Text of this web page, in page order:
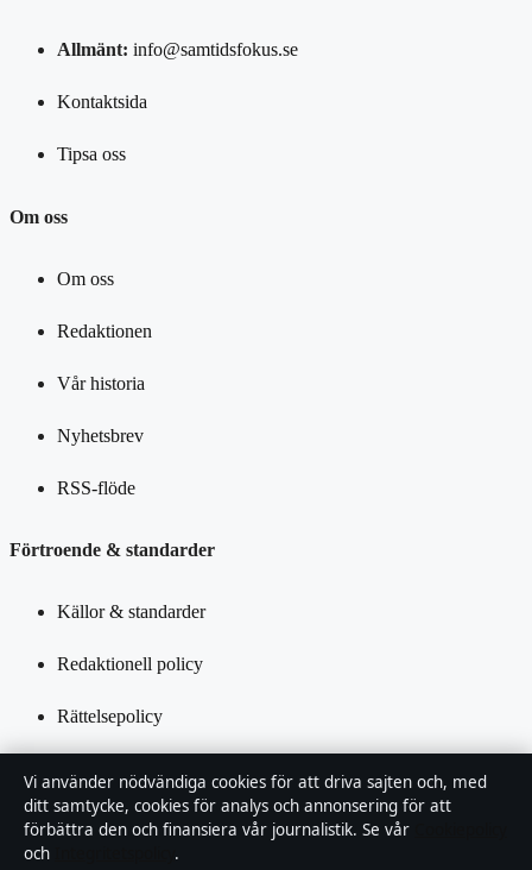
Allmänt: info@samtidsfokus.se
Kontaktsida
Tipsa oss
Om oss
Om oss
Redaktionen
Vår historia
Nyhetsbrev
RSS-flöde
Förtroende & standarder
Källor & standarder
Redaktionell policy
Rättelsepolicy
Integritetspolicy
Vi använder nödvändiga cookies för att driva sajten och, med
ditt samtycke, cookies för analys och annonsering för att
förbättra den och finansiera vår journalistik. Se vår
och
.